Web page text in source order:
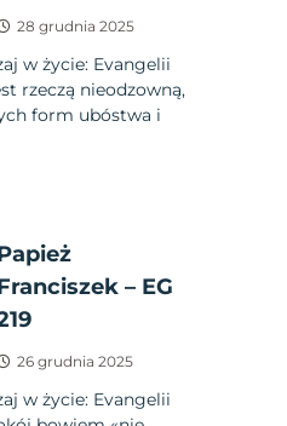
28 grudnia 2025
w życie: Evangelii
rzeczą nieodzowną,
form ubóstwa i
– EG
26 grudnia 2025
w życie: Evangelii